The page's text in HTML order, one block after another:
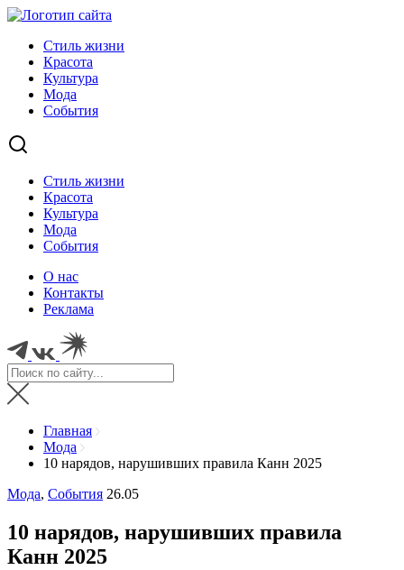
Стиль жизни
Красота
Культура
Мода
События
Стиль жизни
Красота
Культура
Мода
События
О нас
Контакты
Реклама
Главная
Мода
10 нарядов, нарушивших правила Канн 2025
Мода, События 26.05
10 нарядов, нарушивших правила
Канн 2025